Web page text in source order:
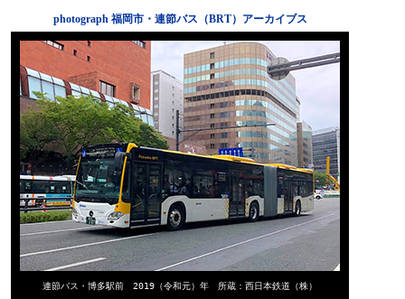
photograph 福岡市・連節バス（BRT）アーカイブス
連節バス・博多駅前 2019（令和元）年 所蔵：西日本鉄道（株）